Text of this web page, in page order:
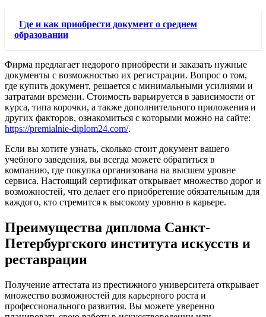
Где и как приобрести документ о среднем
образовании
Фирма предлагает недорого приобрести и заказать нужные
документы с возможностью их регистрации. Вопрос о том,
где купить документ, решается с минимальными усилиями и
затратами времени. Стоимость варьируется в зависимости от
курса, типа корочки, а также дополнительного приложения и
других факторов, ознакомиться с которыми можно на сайте:
https://premialnie-diplom24.com/.
Если вы хотите узнать, сколько стоит документ вашего
учебного заведения, вы всегда можете обратиться в
компанию, где покупка организована на высшем уровне
сервиса. Настоящий сертификат открывает множество дорог и
возможностей, что делает его приобретение обязательным для
каждого, кто стремится к высокому уровню в карьере.
Преимущества диплома Санкт-
Петербургского института искусств и
реставрации
Получение аттестата из престижного университета открывает
множество возможностей для карьерного роста и
профессионального развития. Вы можете уверенно